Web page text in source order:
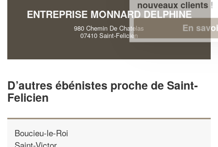
ENTREPRISE MONNARD DELPHINE
980 Chemin De Chatelas
07410 Saint-Felicien
D’autres ébénistes proche de Saint-
Felicien
Boucieu-le-Roi
Saint-Victor
En savoir plus